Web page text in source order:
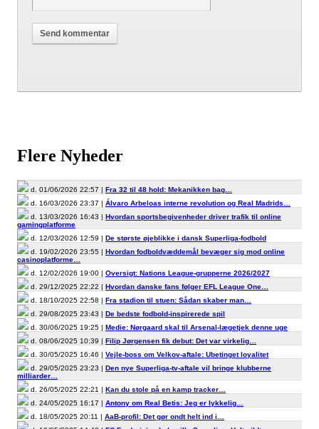
Flere Nyheder
d. 01/06/2026 22:57 | Fra 32 til 48 hold: Mekanikken bag…
d. 16/03/2026 23:37 | Álvaro Arbeloas interne revolution og Real Madrids…
d. 13/03/2026 16:43 | Hvordan sportsbegivenheder driver trafik til online
gamingplatforme
d. 12/03/2026 12:59 | De største øjeblikke i dansk Superliga-fodbold
d. 19/02/2026 23:55 | Hvordan fodboldvæddemål bevæger sig mod online
casinoplatforme…
d. 12/02/2026 19:00 | Oversigt: Nations League-grupperne 2026/2027
d. 29/12/2025 22:22 | Hvordan danske fans følger EFL League One…
d. 18/10/2025 22:58 | Fra stadion til stuen: Sådan skaber man…
d. 29/08/2025 23:43 | De bedste fodbold-inspirerede spil
d. 30/06/2025 19:25 | Medie: Nørgaard skal til Arsenal-lægetjek denne uge
d. 08/06/2025 10:39 | Filip Jørgensen fik debut: Det var virkelig…
d. 30/05/2025 16:46 | Vejle-boss om Velkov-aftale: Ubetinget loyalitet
d. 29/05/2025 23:23 | Den nye Superliga-tv-aftale vil bringe klubberne
milliarder…
d. 26/05/2025 22:21 | Kan du stole på en kamp tracker…
d. 24/05/2025 16:17 | Antony om Real Betis: Jeg er lykkelig…
d. 18/05/2025 20:11 | AaB-profil: Det gør ondt helt ind i…